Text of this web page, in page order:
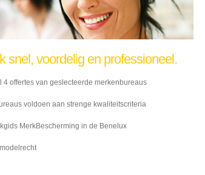
snel, voordelig en professioneel.
4 offertes van geslecteerde merkenbureaus
voldoen aan strenge kwaliteitscriteria
MerkBescherming in de Benelux